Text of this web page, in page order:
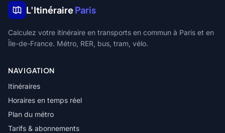
L'ItinéraireParis
Calculez votre itinéraire en transports en commun à Paris et en
Île-de-France. Métro, RER, bus, tram, vélo.
NAVIGATION
Itinéraires
Horaires en temps réel
Plan du métro
Tarifs & abonnements